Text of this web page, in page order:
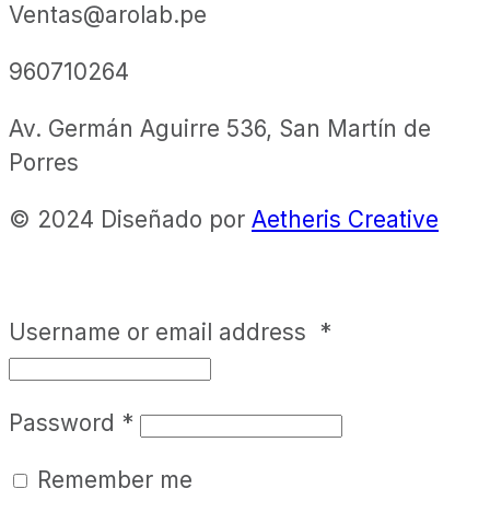
Ventas@arolab.pe
960710264
Av. Germán Aguirre 536, San Martín de
Porres
© 2024 Diseñado por Aetheris Creative
Username or email address *
Password *
Remember me